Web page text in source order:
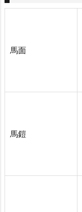
馬面
馬鎧